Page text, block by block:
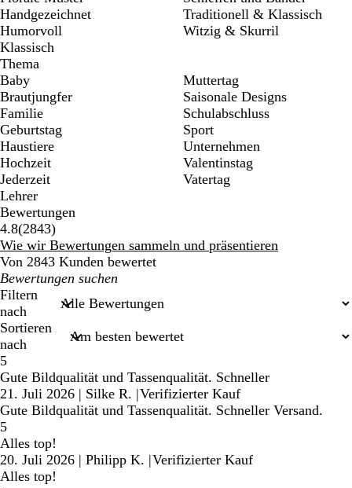
Handgezeichnet
Humorvoll
Klassisch
Traditionell & Klassisch
Witzig & Skurril
Thema
Baby
Brautjungfer
Familie
Geburtstag
Haustiere
Hochzeit
Jederzeit
Lehrer
Muttertag
Saisonale Designs
Schulabschluss
Sport
Unternehmen
Valentinstag
Vatertag
Bewertungen
4.8(28432843
Bewertungen
)
Wie wir Bewertungen sammeln und präsentieren
Von 2843 Kunden bewertet
Meine
Sucheingaben
Filtern
nach
Sortieren
nach
5
Gute Bildqualität und Tassenqualität. Schneller
21. Juli 2026 | Silke R. |Verifizierter Kauf
Gute Bildqualität und Tassenqualität. Schneller Versand.
5
Alles top!
20. Juli 2026 | Philipp K. |Verifizierter Kauf
Alles top!